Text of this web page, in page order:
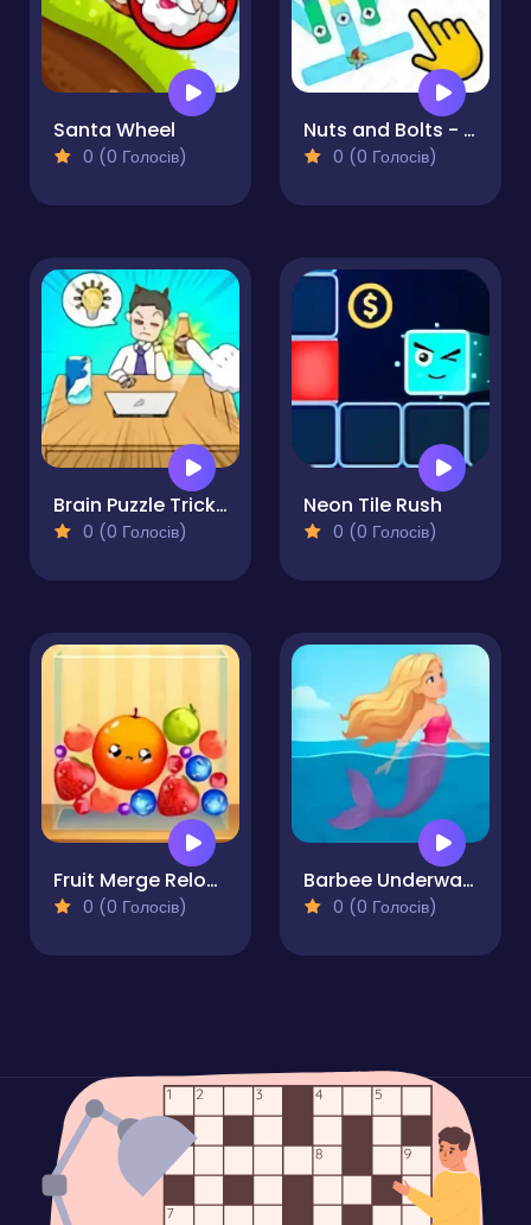
Santa Wheel
0 (0 Голосів)
Nuts and Bolts - Color Puzzle
0 (0 Голосів)
Brain Puzzle Tricky Choices
0 (0 Голосів)
Neon Tile Rush
0 (0 Голосів)
Fruit Merge Reloaded
0 (0 Голосів)
Barbee Underwater Dash
0 (0 Голосів)